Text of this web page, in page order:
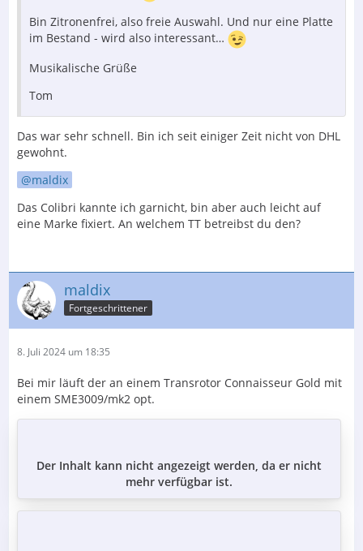
Bin Zitronenfrei, also freie Auswahl. Und nur eine Platte
im Bestand - wird also interessant…
Musikalische Grüße
Tom
Das war sehr schnell. Bin ich seit einiger Zeit nicht von DHL
gewohnt.
maldix
Das Colibri kannte ich garnicht, bin aber auch leicht auf
eine Marke fixiert. An welchem TT betreibst du den?
maldix
Fortgeschrittener
8. Juli 2024 um 18:35
Bei mir läuft der an einem Transrotor Connaisseur Gold mit
einem SME3009/mk2 opt.
Der Inhalt kann nicht angezeigt werden, da er nicht
mehr verfügbar ist.